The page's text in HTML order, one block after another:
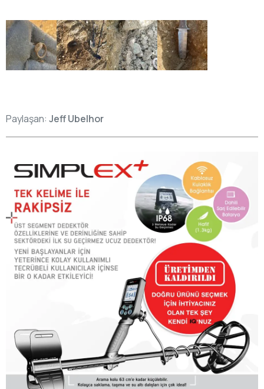
Paylaşan: Jeff Ubelhor